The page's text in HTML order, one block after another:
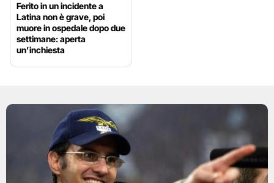
Ferito in un incidente a
Latina non è grave, poi
muore in ospedale dopo due
settimane: aperta
un’inchiesta